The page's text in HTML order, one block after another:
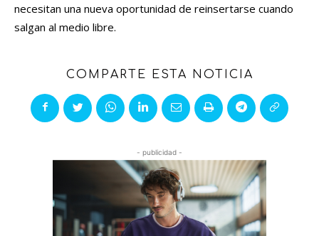
necesitan una nueva oportunidad de reinsertarse cuando
salgan al medio libre.
COMPARTE ESTA NOTICIA
- publicidad -